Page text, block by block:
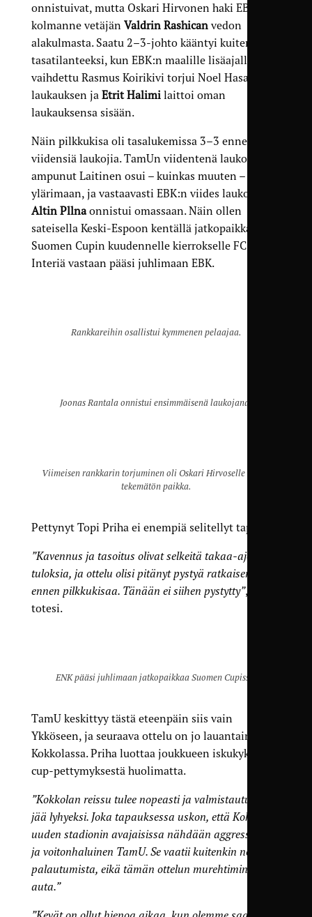
onnistuivat, mutta Oskari Hirvonen haki EBK:n
kolmanne vetäjän Valdrin Rashicanvedon
alakulmasta. Saatu 2–3-johto kääntyi kuitenkin
tasatilanteeksi, kun EBK:n maalille lisäajalla
vaihdettu Rasmus Koirikivi torjui Noel Hasan
laukauksen ja Etrit Halimilaittoi oman
laukauksensa sisään.
Näin pilkkukisa oli tasalukemissa 3–3 ennen
viidensiä laukojia. TamUn viidentenä laukojana
ampunut Laitinen osui – kuinkas muuten –
ylärimaan, ja vastaavasti EBK:n viides laukoja
Altin Pllnaonnistui omassaan. Näin ollen
sateisella Keski-Espoon kentällä jatkopaikkaa
Suomen Cupin kuudennelle kierrokselle FC
Interiä vastaan pääsi juhlimaan EBK.
Rankkareihin osallistui kymmenen pelaajaa.
Joonas Rantala onnistui ensimmäisenä laukojana.
Viimeisen rankkarin torjuminen oli Oskari Hirvoselle täysin
tekemätön paikka.
Pettynyt Topi Priha ei enempiä selitellyt tappiota.
”Kavennus ja tasoitus olivat selkeitä takaa-ajon
tuloksia, ja ottelu olisi pitänyt pystyä ratkaisemaan
ennen pilkkukisaa. Tänään ei siihen pystytty”, Priha
totesi.
ENK pääsi juhlimaan jatkopaikkaa Suomen Cupissa.
TamU keskittyy tästä eteenpäin siis vain
Ykköseen, ja seuraava ottelu on jo lauantaina
Kokkolassa. Priha luottaa joukkueen iskukykyyn
cup-pettymyksestä huolimatta.
”Kokkolan reissu tulee nopeasti ja valmistautuminen
jää lyhyeksi. Joka tapauksessa uskon, että Kokkolan
uuden stadionin avajaisissa nähdään aggressiivinen
ja voiton­haluinen TamU. Se vaatii kuitenkin nopeaa
palautumista, eikä tämän ottelun murehtiminen sitä
auta.”